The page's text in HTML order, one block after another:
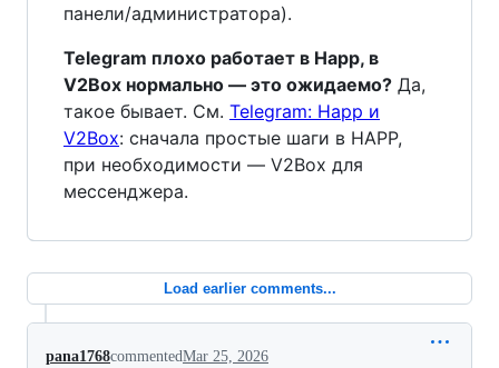
панели/администратора).
Telegram плохо работает в Happ, в
V2Box нормально — это ожидаемо? Да,
такое бывает. См. Telegram: Happ и
V2Box: сначала простые шаги в HAPP,
при необходимости — V2Box для
мессенджера.
Load earlier comments...
pana1768commentedMar 25, 2026